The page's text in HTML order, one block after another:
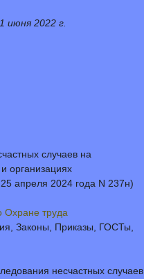
июня 2022 г.
случаев на
организациях
апреля 2024 года N 237н)
Охране труда
Законы, Приказы, ГОСТы,
несчастных случаев